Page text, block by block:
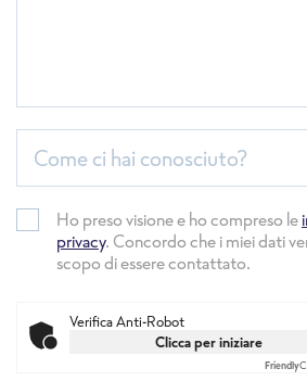
Come ci hai conosciuto?
Ho preso visione e ho compreso le
privacy. Concordo che i miei dati
scopo di essere contattato.
Verifica Anti-Robot
Clicca per iniziare
Friendly